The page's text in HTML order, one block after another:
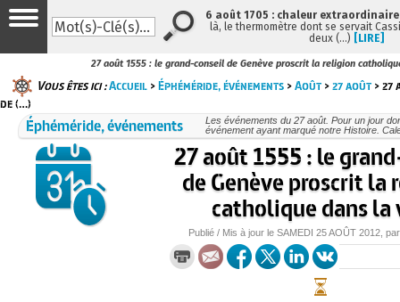
27 août 1555 : le grand-conseil de Genève proscrit la religion
Vous êtes ici :Accueil >Éphéméride, événements >Août >27 août >
de (…)
Éphéméride, événements
Les événements du 27 août. Pour un jour
événement ayant marqué notre Histoire.
27 août 1555 : le
de Genève proscrit la
catholique dans la
Publié / Mis à jour le SAMEDI 25 AOÛT 2012,
6 août 1705 : chaleur
là, le thermomètre dont se servait
deux (…) [LIRE]